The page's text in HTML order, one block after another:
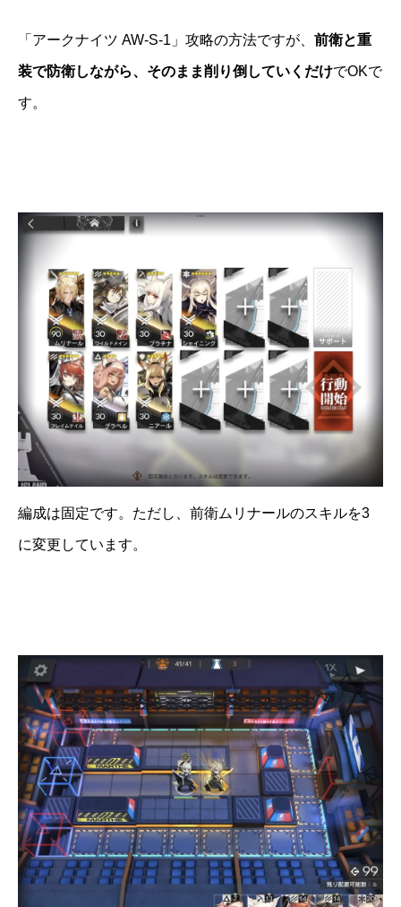
「アークナイツ AW-S-1」攻略の方法ですが、 前衛と重
装で防衛しながら、そのまま削り倒していくだけでOKで
す。
編成は固定です。ただし、前衛ムリナールのスキルを3
に変更しています。